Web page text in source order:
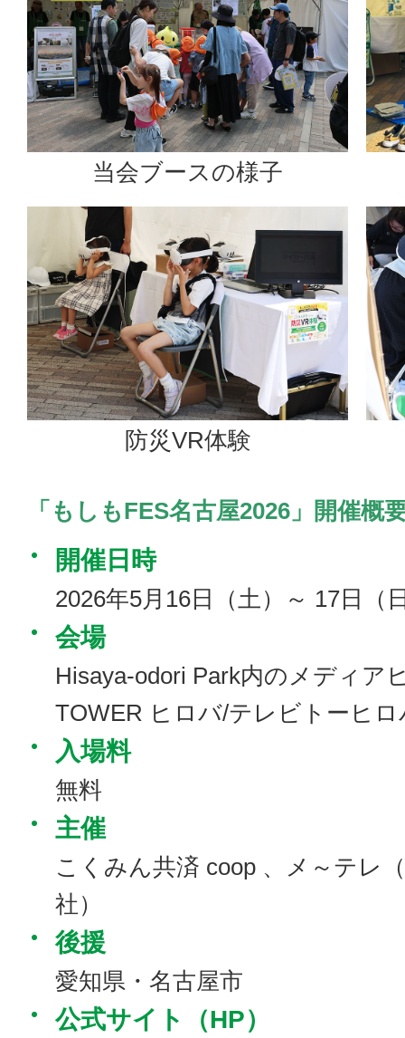
当会ブースの様子
防災VR体験
「もしもFES名古屋2026」開催概
開催日時
2026年5月16日（土）～ 17日（
会場
Hisaya-odori Park内のメディア
TOWER ヒロバ/テレビトーヒロ
入場料
無料
主催
こくみん共済 coop 、メ～テレ
社）
後援
愛知県・名古屋市
公式サイト（HP）